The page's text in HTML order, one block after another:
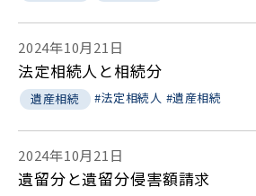
2024年10月21日
法定相続人と相続分
遺産相続 #法定相続人 #遺産相続
2024年10月21日
遺留分と遺留分侵害額請求